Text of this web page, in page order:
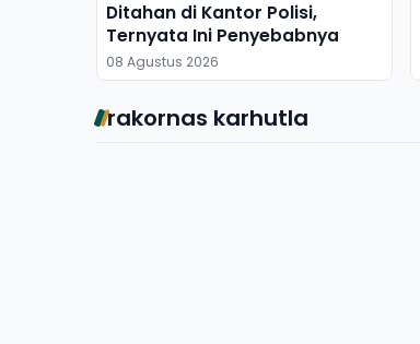
Ditahan di Kantor Polisi,
Ternyata Ini Penyebabnya
08 Agustus 2026
rakornas karhutla